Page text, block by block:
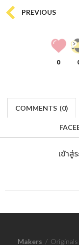
PREVIOUS
0
COMMENTS (0)
เข้าสู่
Makers / Originals